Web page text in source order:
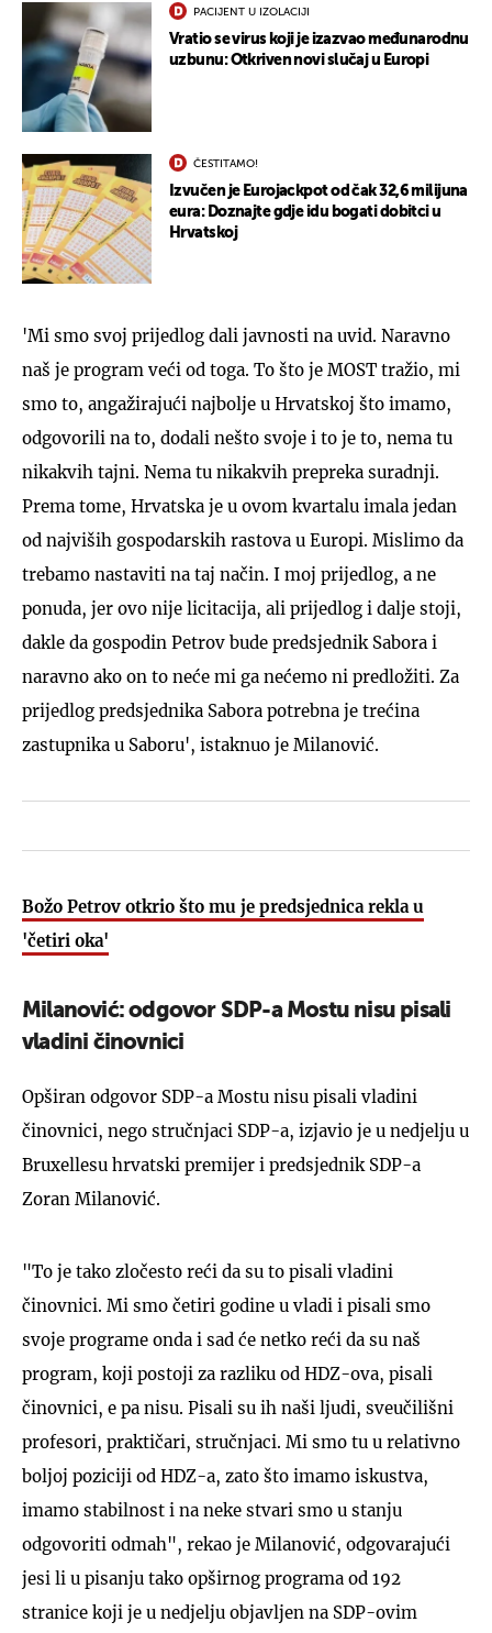
PACIJENT U IZOLACIJI
Vratio se virus koji je izazvao međunarodnu
uzbunu: Otkriven novi slučaj u Europi
ČESTITAMO!
Izvučen je Eurojackpot od čak 32,6 milijuna
eura: Doznajte gdje idu bogati dobitci u
Hrvatskoj
'Mi smo svoj prijedlog dali javnosti na uvid. Naravno
naš je program veći od toga. To što je MOST tražio, mi
smo to, angažirajući najbolje u Hrvatskoj što imamo,
odgovorili na to, dodali nešto svoje i to je to, nema tu
nikakvih tajni. Nema tu nikakvih prepreka suradnji.
Prema tome, Hrvatska je u ovom kvartalu imala jedan
od najviših gospodarskih rastova u Europi. Mislimo da
trebamo nastaviti na taj način. I moj prijedlog, a ne
ponuda, jer ovo nije licitacija, ali prijedlog i dalje stoji,
dakle da gospodin Petrov bude predsjednik Sabora i
naravno ako on to neće mi ga nećemo ni predložiti. Za
prijedlog predsjednika Sabora potrebna je trećina
zastupnika u Saboru', istaknuo je Milanović.
Božo Petrov otkrio što mu je predsjednica rekla u
'četiri oka'
Milanović: odgovor SDP-a Mostu nisu pisali
vladini činovnici
Opširan odgovor SDP-a Mostu nisu pisali vladini
činovnici, nego stručnjaci SDP-a, izjavio je u nedjelju u
Bruxellesu hrvatski premijer i predsjednik SDP-a
Zoran Milanović.
"To je tako zločesto reći da su to pisali vladini
činovnici. Mi smo četiri godine u vladi i pisali smo
svoje programe onda i sad će netko reći da su naš
program, koji postoji za razliku od HDZ-ova, pisali
činovnici, e pa nisu. Pisali su ih naši ljudi, sveučilišni
profesori, praktičari, stručnjaci. Mi smo tu u relativno
boljoj poziciji od HDZ-a, zato što imamo iskustva,
imamo stabilnost i na neke stvari smo u stanju
odgovoriti odmah", rekao je Milanović, odgovarajući
jesi li u pisanju tako opširnog programa od 192
stranice koji je u nedjelju objavljen na SDP-ovim